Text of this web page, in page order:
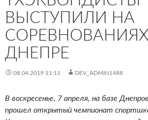
ВЫСТУПИЛИ НА
ДНЕПРЕ
08.04.2019 11:11 DEV_ADMIN1488
В воскресенье, 7 апреля, на базе
прошел открытый чемпионат